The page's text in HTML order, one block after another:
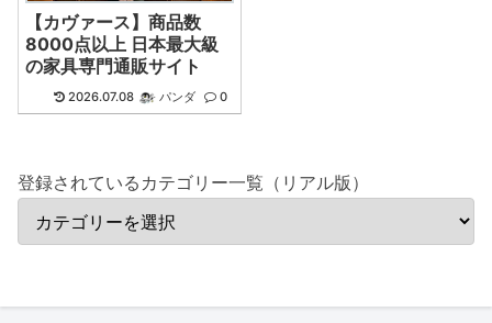
【カヴァース】商品数
8000点以上 日本最大級
の家具専門通販サイト
2026.07.08 パンダ 0
登録されているカテゴリー一覧（リアル版）